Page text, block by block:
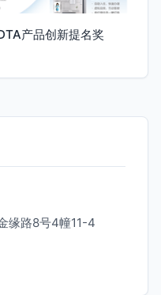
产品创新提名奖
缘路8号4幢11-4